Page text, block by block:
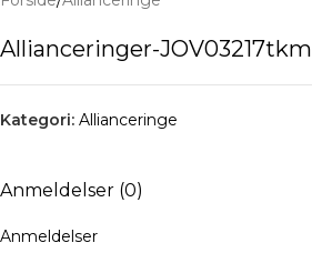
Allianceringer-JOV03217tkm
Kategori: Allianceringe
Anmeldelser (0)
Anmeldelser